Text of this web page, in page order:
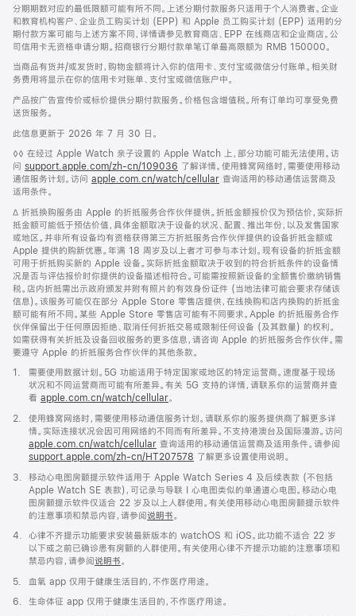
分期期数对应的最低限额可能有所不同。上述分期付款服务只适用于个人消费者。企业
和教育机构客户、企业员工购买计划 (EPP) 和 Apple 员工购买计划 (EPP) 适用的分
期付款方案可能与上述方案不同，详情请参见教育商店、EPP 在线商店和企业商店。公
司信用卡无资格申请分期。招商银行分期付款单笔订单最高限额为 RMB 150000。
当商品有货并/或发货时，购物金额将计入你的信用卡、支付宝或微信分付账单。相关财
务费用将显示在你的信用卡对账单、支付宝或微信账户中。
产品按广告宣传价或标价提供分期付款服务。价格包含增值税。所有订单均可享受免费
送货服务。
此信息更新于 2026 年 7 月 30 日。
脚
注
◊◊ 在经过 Apple Watch 亲子设置的 Apple Watch 上，部分功能可能无法使用。访
问 support.apple.com/zh-cn/109036 (在
新
中
打
开)
了解详情。使用蜂窝网络时，需要使用移动
通信服务计划。访问 apple.com.cn/watch/cellular 查询适用的移动通信运营商及
适用条件。
脚
注
∆ 折抵换购服务由 Apple 的折抵服务合作伙伴提供。折抵金额报价仅为预估价，实际折
抵金额可能低于预估价值，具体金额取决于设备的状况、配置、推出年份，以及发售国家
或地区。并非所有设备均有资格获得第三方折抵服务合作伙伴提供的设备折抵金额或
Apple 提供的购新优惠。年满 18 周岁及以上者才可参与本计划。现有设备的折抵金额
可用于折抵购买新的 Apple 设备。实际折抵金额取决于收到的符合折抵条件的设备情
况是否与评估报价时你提供的设备描述相符合。可能需按照新设备的全额售价缴纳销售
税。店内折抵需出示政府颁发并附有照片的有效身份证件 (当地法律可能会要求存储该
信息)。该服务可能仅在部分 Apple Store 零售店提供，在线换购和店内换购的折抵金
额可能有所不同。某些 Apple Store 零售店可能有不同要求。Apple 的折抵服务合作
伙伴保留出于任何原因拒绝、取消任何折抵交易或限制任何设备 (及其数量) 的权利。
如需获得有关折抵及设备回收服务的更多信息，请咨询 Apple 的折抵服务合作伙伴。需
要遵守 Apple 的折抵服务合作伙伴的其他条款。
脚
1.
需要使用数据计划。5G 功能适用于特定国家或地区的特定运营商。速度基于现场
状况和不同运营商而可能有所差异。有关 5G 支持的详情，请联系你的运营商并查
看 apple.com.cn/watch/cellular。
脚
2.
使用蜂窝网络时，需要使用移动通信服务计划。请联系你的服务提供商了解更多详
情。实际连接状况会因可用网络的不同而有所差异。不支持港澳台及国际漫游。访问
apple.com.cn/watch/cellular 查询适用的移动通信运营商及适用条件。请参阅
support.apple.com/zh-cn/HT207578 (在
窗
口
中
开)
了解更多设置使用说明。
脚
3.
移动心电图房颤提示软件适用于 Apple Watch Series 4 及后续表款 (不包括
Apple Watch SE 表款)，可记录与导联 I 心电图类似的单通道心电图。移动心电
图房颤提示软件仅适合 22 岁及以上人群使用。有关使用移动心电图房颤提示软件
的注意事项和禁忌内容，请参阅说明书。
脚
4.
心律不齐提示功能要求安装最新版本的 watchOS 和 iOS。此功能不适合 22 岁
以下或之前已确诊患有房颤的人群使用。有关使用心律不齐提示功能的注意事项和
禁忌内容，请参阅说明书。
脚
5. 血氧 app 仅用于健康生活目的，不作医疗用途。
脚
6. 生命体征 app 仅用于健康生活目的，不作医疗用途。